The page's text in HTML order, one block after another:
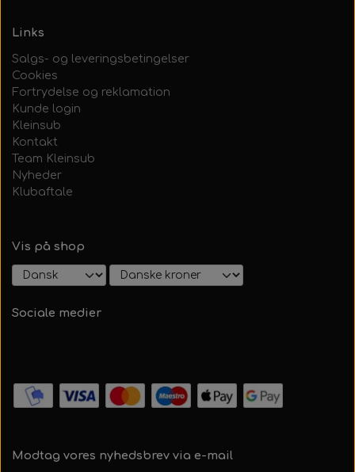
Links
Salgs- og leveringsbetingelser
Cookies
Fortrydelse og reklamation
Kunde login
Kleinsub
Kontakt
Team Kleinsub
Nyheder
Klubaftale
Vis på shop
Sociale medier
Modtag vores nyhedsbrev via e-mail